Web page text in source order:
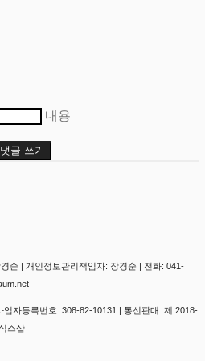
내용
댓글 쓰기
순 | 개인정보관리책임자: 장경순 | 전화: 041-
업자등록번호: 308-82-10131 | 통신판매: 제 2018-
스샵